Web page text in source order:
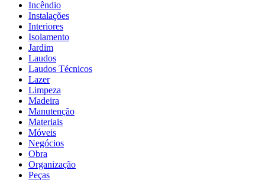
Incêndio
Instalações
Interiores
Isolamento
Jardim
Laudos
Laudos Técnicos
Lazer
Limpeza
Madeira
Manutenção
Materiais
Móveis
Negócios
Obra
Organização
Peças